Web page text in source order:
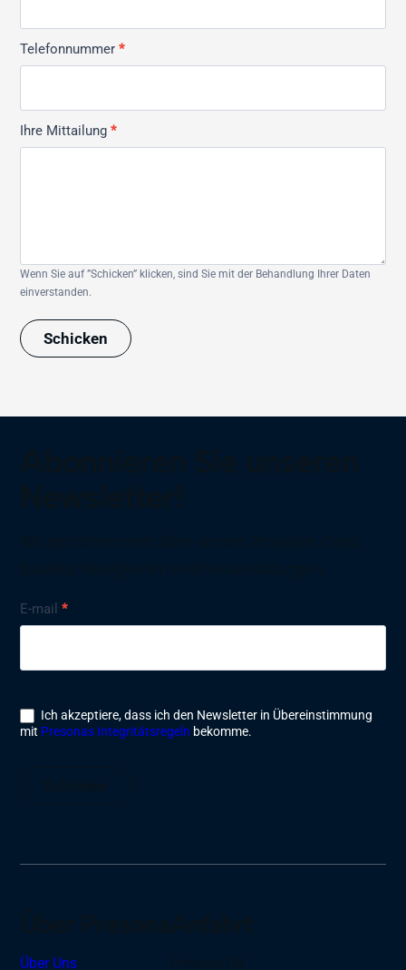
Telefonnummer*
Ihre Mittailung*
Wenn Sie auf ”Schicken” klicken, sind Sie mit der Behandlung Ihrer Daten
einverstanden.
Schicken
Nyhetsbrev
E-mail*
Ich akzeptiere, dass ich den Newsletter in Übereinstimmung
mit Presonas Integritätsregeln bekomme.
Über Uns